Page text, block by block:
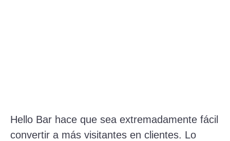
Hello Bar hace que sea extremadamente fácil
convertir a más visitantes en clientes. Lo